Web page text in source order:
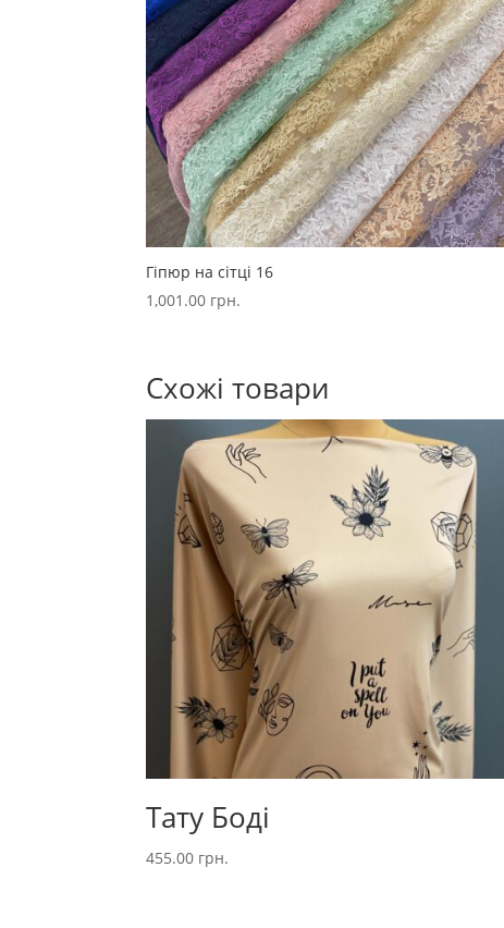
Гіпюр на сітці 16
1,001.00 грн.
Схожі товари
Тату Боді
455.00 грн.